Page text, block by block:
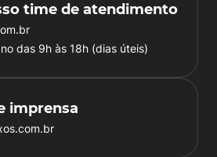
time de atendimento
das 9h às 18h (dias úteis)
imprensa